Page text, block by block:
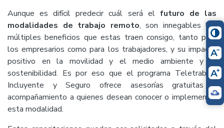
Aunque es difícil predecir cuál será el futuro de las
modalidades de trabajo remoto, son innegables los
múltiples beneficios que estas traen consigo, tanto para
los empresarios como para los trabajadores, y su impacto
positivo en la movilidad y el medio ambiente y la
sostenibilidad. Es por eso que el programa Teletrabajo
Incluyente y Seguro ofrece asesorías gratuitas y
acompañamiento a quienes desean conocer o implementar
esta modalidad.